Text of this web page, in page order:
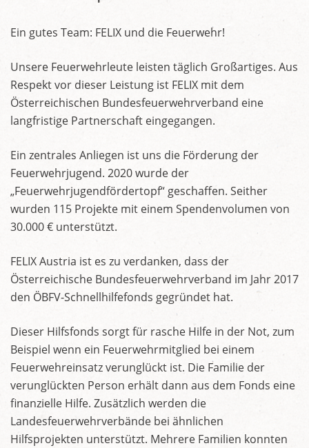
Ein gutes Team: FELIX und die Feuerwehr!
Unsere Feuerwehrleute leisten täglich Großartiges. Aus
Respekt vor dieser Leistung ist FELIX mit dem
Österreichischen Bundesfeuerwehrverband eine
langfristige Partnerschaft eingegangen.
Ein zentrales Anliegen ist uns die Förderung der
Feuerwehrjugend. 2020 wurde der
„Feuerwehrjugendfördertopf“ geschaffen. Seither
wurden 115 Projekte mit einem Spendenvolumen von
30.000 € unterstützt.
FELIX Austria ist es zu verdanken, dass der
Österreichische Bundesfeuerwehrverband im Jahr 2017
den ÖBFV-Schnellhilfefonds gegründet hat.
Dieser Hilfsfonds sorgt für rasche Hilfe in der Not, zum
Beispiel wenn ein Feuerwehrmitglied bei einem
Feuerwehreinsatz verunglückt ist. Die Familie der
verunglückten Person erhält dann aus dem Fonds eine
finanzielle Hilfe. Zusätzlich werden die
Landesfeuerwehrverbände bei ähnlichen
Hilfsprojekten unterstützt. Mehrere Familien konnten